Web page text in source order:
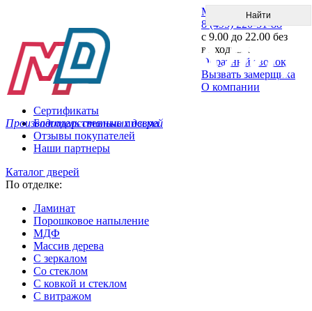
Производитель стальных дверей
Меню
8 (495) 220-51-88
с 9.00 до 22.00 без
выходных
Обратный звонок
Вызвать замерщика
О компании
Сертификаты
Благодарственные письма
Отзывы покупателей
Наши партнеры
Каталог дверей
По отделке:
Ламинат
Порошковое напыление
МДФ
Массив дерева
С зеркалом
Со стеклом
С ковкой и стеклом
С витражом